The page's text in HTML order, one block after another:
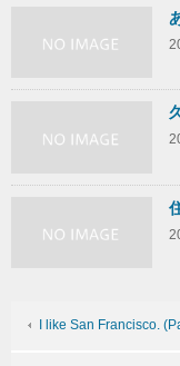
I like San Francisco.